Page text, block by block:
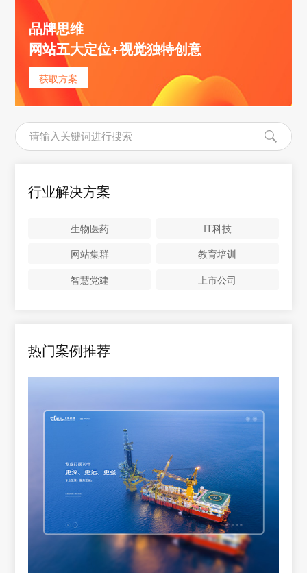
品牌思维
网站五大定位+视觉独特创意
获取方案
行业解决方案
生物医药
IT科技
网站集群
教育培训
智慧党建
上市公司
热门案例推荐